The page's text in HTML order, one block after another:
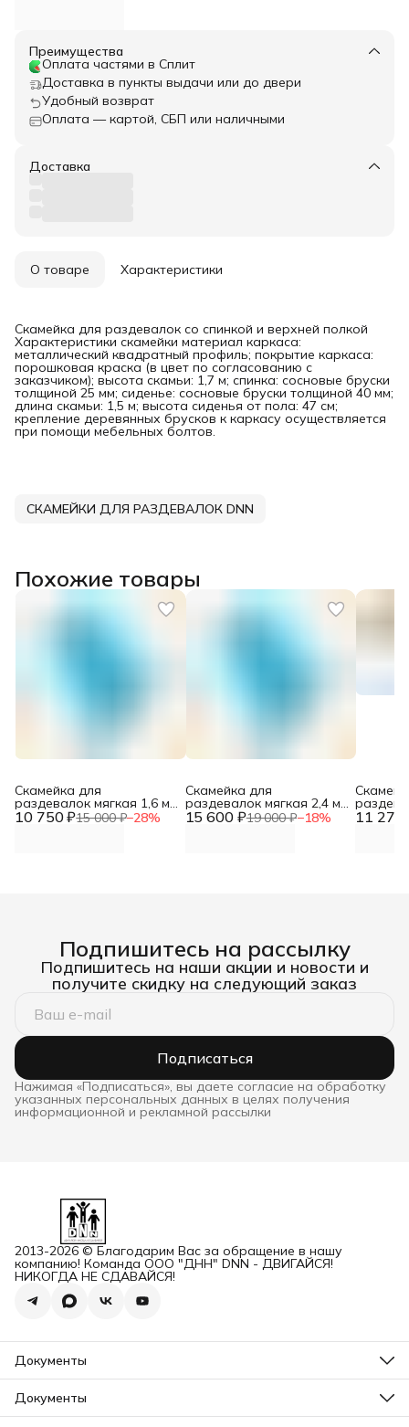
Преимущества
Оплата частями в Сплит
Доставка в пункты выдачи или до двери
Удобный возврат
Оплата — картой, СБП или наличными
Доставка
О товаре Характеристики
Скамейка для раздевалок со спинкой и верхней полкой
Характеристики скамейки материал каркаса:
металлический квадратный профиль; покрытие каркаса:
порошковая краска (в цвет по согласованию с
заказчиком); высота скамьи: 1,7 м; спинка: сосновые бруски
толщиной 25 мм; сиденье: сосновые бруски толщиной 40 мм;
длина скамьи: 1,5 м; высота сиденья от пола: 47 см;
крепление деревянных брусков к каркасу осуществляется
при помощи мебельных болтов.
СКАМЕЙКИ ДЛЯ РАЗДЕВАЛОК DNN
Похожие товары
10 750 ₽15 000 ₽−28%
Скамейка для
раздевалок мягкая 1,6 м
DNN 15 600 ₽19 000 ₽−18%
Скамейка для
раздевалок мягкая 2,4 м
DNN 11 275
Подпишитесь на рассылку
Подпишитесь на наши акции и новости и
получите скидку на следующий заказ
Подписаться
Нажимая «Подписаться», вы даете согласие на обработку
указанных персональных данных в целях получения
информационной и рекламной рассылки
2013-2026 © Благодарим Вас за обращение в нашу
компанию! Команда ООО "ДНН" DNN - ДВИГАЙСЯ!
НИКОГДА НЕ СДАВАЙСЯ!
Документы
ОГРН
Карточка ООО ДННСПОРТ
Сертификат соответствия
Документы
Прайс ДНН 12-2025